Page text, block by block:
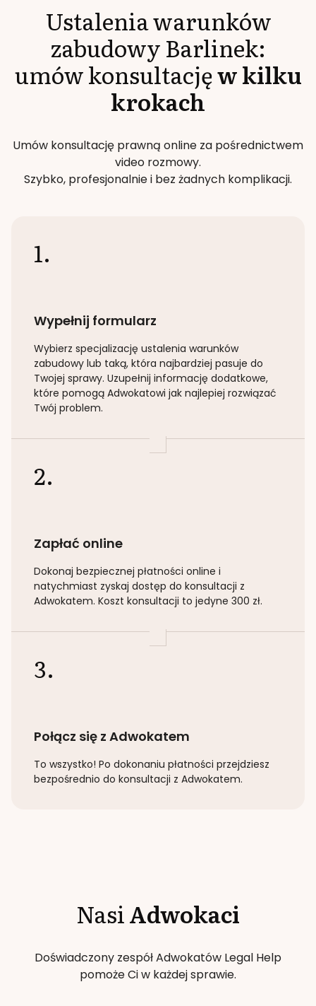
Ustalenia warunków
zabudowyBarlinek:
umów konsultacjęw kilku
krokach
Umów konsultację prawną online za pośrednictwem
video rozmowy.
Szybko, profesjonalnie i bez żadnych komplikacji.
1.
Wypełnij formularz
Wybierz specjalizację ustalenia warunków
zabudowy lub taką, która najbardziej pasuje do
Twojej sprawy. Uzupełnij informację dodatkowe,
które pomogą Adwokatowi jak najlepiej rozwiązać
Twój problem.
2.
Zapłać online
Dokonaj bezpiecznej płatności online i
natychmiast zyskaj dostęp do konsultacji z
Adwokatem. Koszt konsultacji to jedyne 300 zł.
3.
Połącz się z Adwokatem
To wszystko! Po dokonaniu płatności przejdziesz
bezpośrednio do konsultacji z Adwokatem.
NasiAdwokaci
Doświadczony zespół Adwokatów Legal Help
pomoże Ci w każdej sprawie.